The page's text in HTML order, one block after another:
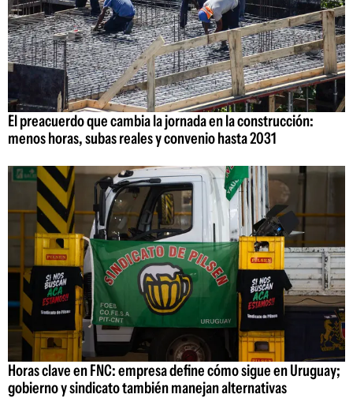
El preacuerdo que cambia la jornada en la construcción:
menos horas, subas reales y convenio hasta 2031
Horas clave en FNC: empresa define cómo sigue en Uruguay;
gobierno y sindicato también manejan alternativas